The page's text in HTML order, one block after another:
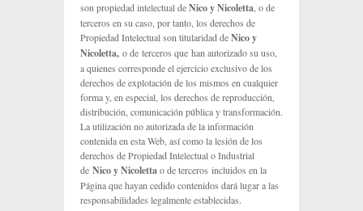
son propiedad intelectual deNico y Nicoletta , o de
terceros en su caso, por tanto, los derechos de
Propiedad Intelectual son titularidad deNico y
Nicoletta, o de terceros que han autorizado su uso,
a quienes corresponde el ejercicio exclusivo de los
derechos de explotación de los mismos en cualquier
forma y, en especial, los derechos de reproducción,
distribución, comunicación pública y transformación.
La utilización no autorizada de la información
contenida en esta Web, así como la lesión de los
derechos de Propiedad Intelectual o Industrial
de Nico y Nicolettao de terceros incluidos en la
Página que hayan cedido contenidos dará lugar a las
responsabilidades legalmente establecidas.